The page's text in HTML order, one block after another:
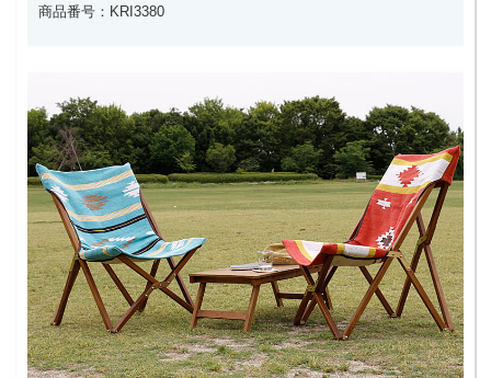
商品番号：KRI3380